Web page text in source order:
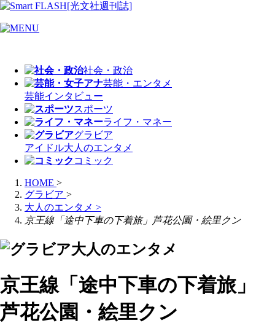
社会・政治
芸能・エンタメ
芸能インタビュー
スポーツ
ライフ・マネー
グラビア
アイドル大人のエンタメ
コミック
HOME >
グラビア >
大人のエンタメ >
京王線「途中下車の下着旅」芦花公園・絵里クン
大人のエンタメ
京王線「途中下車の下着旅」
芦花公園・絵里クン